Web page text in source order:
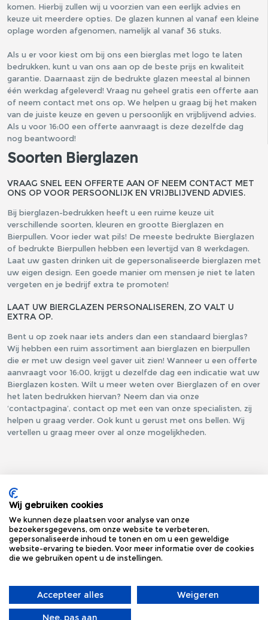
komen. Hierbij zullen wij u voorzien van een eerlijk advies en
keuze uit meerdere opties. De glazen kunnen al vanaf een kleine
oplage worden afgenomen, namelijk al vanaf 36 stuks.
Als u er voor kiest om bij ons een bierglas met logo te laten
bedrukken, kunt u van ons aan op de beste prijs en kwaliteit
garantie. Daarnaast zijn de bedrukte glazen meestal al binnen
één werkdag afgeleverd! Vraag nu geheel gratis een offerte aan
of neem contact met ons op. We helpen u graag bij het maken
van de juiste keuze en geven u persoonlijk en vrijblijvend advies.
Als u voor 16:00 een offerte aanvraagt is deze dezelfde dag
nog beantwoord!
Soorten Bierglazen
VRAAG SNEL EEN OFFERTE AAN OF NEEM CONTACT MET
ONS OP VOOR PERSOONLIJK EN VRIJBLIJVEND ADVIES.
Bij bierglazen-bedrukken heeft u een ruime keuze uit
verschillende soorten, kleuren en grootte Bierglazen en
Bierpullen. Voor ieder wat pils! De meeste bedrukte Bierglazen
of bedrukte Bierpullen hebben een levertijd van 8 werkdagen.
Laat uw gasten drinken uit de gepersonaliseerde bierglazen met
uw eigen design. Een goede manier om mensen je niet te laten
vergeten en je bedrijf extra te promoten!
LAAT UW BIERGLAZEN PERSONALISEREN, ZO VALT U
EXTRA OP.
Bent u op zoek naar iets anders dan een standaard bierglas?
Wij hebben een ruim assortiment aan bierglazen en bierpullen
die er met uw design veel gaver uit zien! Wanneer u een offerte
aanvraagt voor 16:00, krijgt u dezelfde dag een indicatie wat uw
Bierglazen kosten. Wilt u meer weten over Bierglazen of en over
het laten bedrukken hiervan? Neem dan via onze
‘contactpagina’, contact op met een van onze specialisten, zij
helpen u graag verder. Ook kunt u gerust met ons bellen. Wij
vertellen u graag meer over al onze mogelijkheden.
XXLGIFTS 2026
Wij gebruiken cookies
We kunnen deze plaatsen voor analyse van onze
bezoekersgegevens, om onze website te verbeteren,
gepersonaliseerde inhoud te tonen en om u een geweldige
website-ervaring te bieden. Voor meer informatie over de cookies
die we gebruiken opent u de instellingen.
Accepteer alles Weigeren
Nee, pas aan